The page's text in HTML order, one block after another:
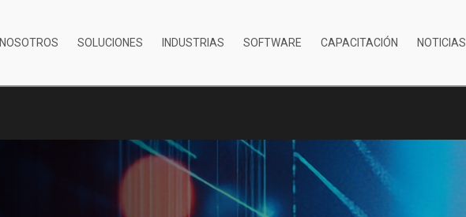
NOSOTROS SOLUCIONES INDUSTRIAS SOFTWARE CAPACITACIÓN NOTICIAS